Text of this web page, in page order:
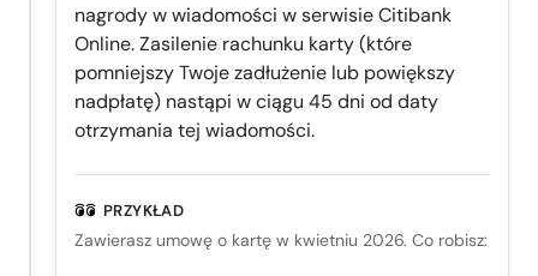
nagrody w wiadomości w serwisie Citibank
Online. Zasilenie rachunku karty (które
pomniejszy Twoje zadłużenie lub powiększy
nadpłatę) nastąpi w ciągu 45 dni od daty
otrzymania tej wiadomości.
PRZYKŁAD
Zawierasz umowę o kartę w kwietniu 2026. Co robisz: